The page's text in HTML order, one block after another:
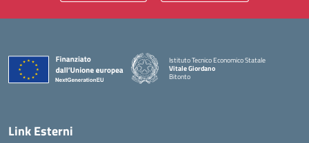
Istituto Tecnico Economico Statale
Vitale Giordano
Bitonto
Link Esterni